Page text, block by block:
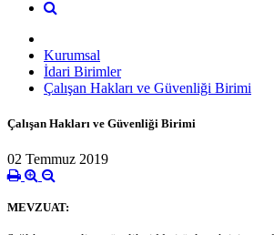
Kurumsal
İdari Birimler
Çalışan Hakları ve Güvenliği Birimi
Çalışan Hakları ve Güvenliği Birimi
02 Temmuz 2019
MEVZUAT: